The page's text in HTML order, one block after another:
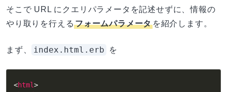
そこで URL にクエリパラメータを記述せずに、情報の
やり取りを行えるフォームパラメータを紹介します。
まず、 index.html.erb を
<html>